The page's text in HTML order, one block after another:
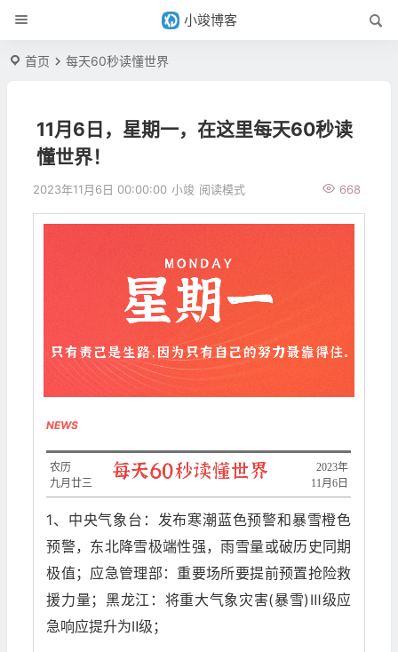
小竣博客
首页 每天60秒读懂世界
11月6日，星期一，在这里每天60秒读
懂世界！
2023年11月6日 00:00:00 小竣 668
阅读模式
NEWS
2023年
11月6日
农历
九月廿三
1、中央气象台：发布寒潮蓝色预警和暴雪橙色
预警，东北降雪极端性强，雨雪量或破历史同期
极值；应急管理部：重要场所要提前预置抢险救
援力量；黑龙江：将重大气象灾害(暴雪)Ⅲ级应
急响应提升为Ⅱ级；